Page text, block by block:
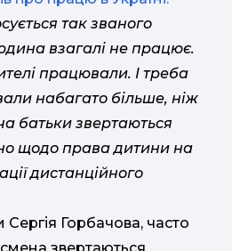
так званого
взагалі не працює.
працювали. І треба
набагато більше, ніж
батьки звертаються
щодо права дитини на
дистанційного
Горбачова, часто
звертаються